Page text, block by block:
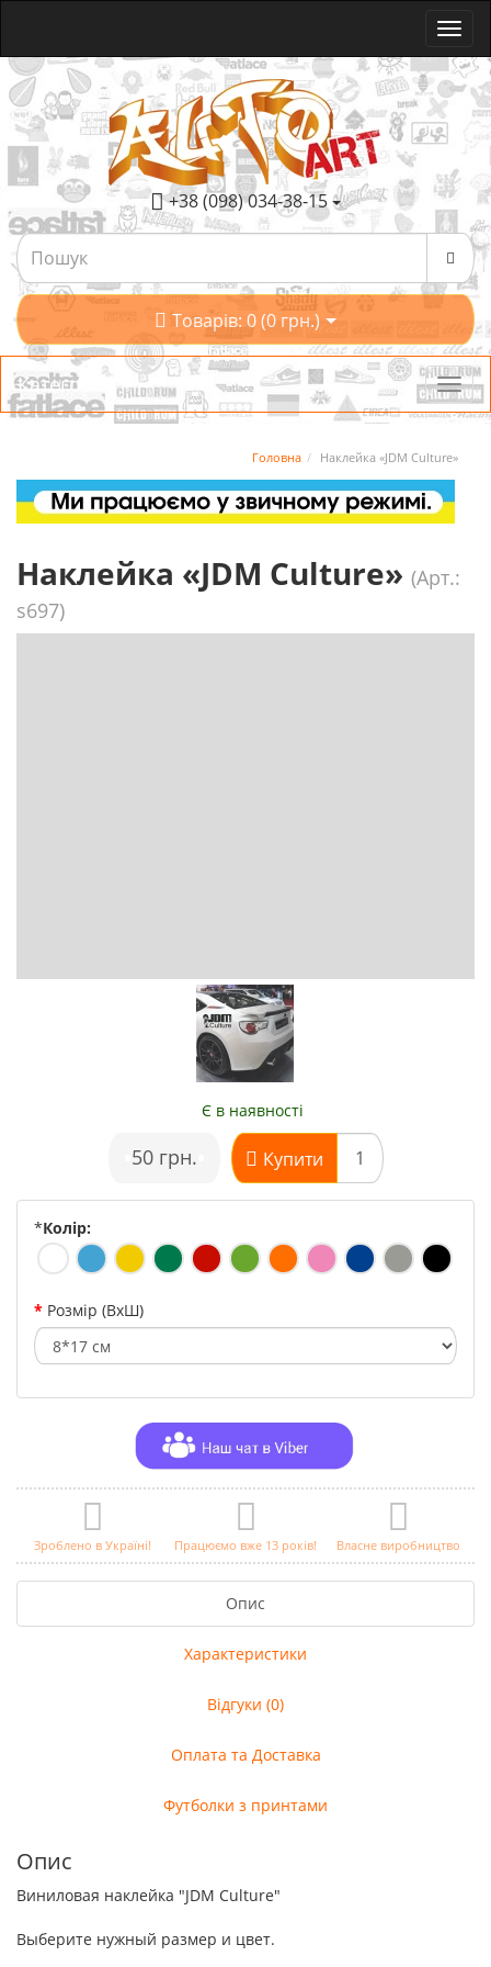
+38 (098) 034-38-15
Товарів: 0 (0 грн.)
Категорії
Головна Наклейка «JDM Culture»
Наклейка «JDM Culture» (Арт.:
s697)
Є в наявності
50 грн. Купити
*Колір:
Розмір (ВхШ)
Зроблено в Україні! Працюємо вже 13 років! Власне виробництво
Опис
Характеристики
Відгуки (0)
Оплата та Доставка
Футболки з принтами
Опис
Виниловая наклейка "JDM Culture"
Выберите нужный размер и цвет.